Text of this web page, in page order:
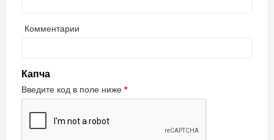
Комментарии
Капча
Введите код в поле ниже